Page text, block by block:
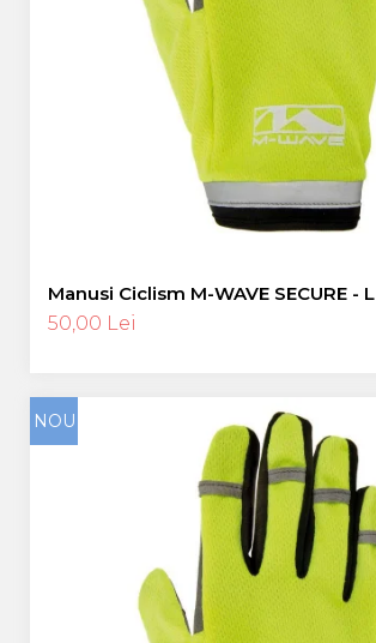
Manusi Ciclism M-WAVE SECURE - L
50,00 Lei
NOU